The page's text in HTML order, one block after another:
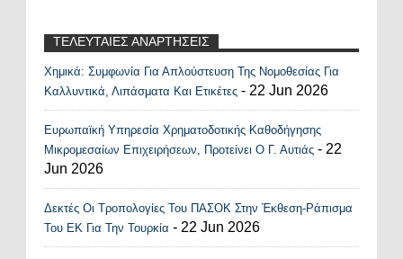
ΤΕΛΕΥΤΑΙΕΣ ΑΝΑΡΤΗΣΕΙΣ
Recent Posts Widget
Χημικά: Συμφωνία Για Απλούστευση Της Νομοθεσίας Για
Καλλυντικά, Λιπάσματα Και Ετικέτες - 22 Jun 2026
Ευρωπαϊκή Υπηρεσία Χρηματοδοτικής Καθοδήγησης
Μικρομεσαίων Επιχειρήσεων, Προτείνει Ο Γ. Αυτιάς - 22
Jun 2026
Δεκτές Οι Τροπολογίες Του ΠΑΣΟΚ Στην Έκθεση-Ράπισμα
Του ΕΚ Για Την Τουρκία - 22 Jun 2026